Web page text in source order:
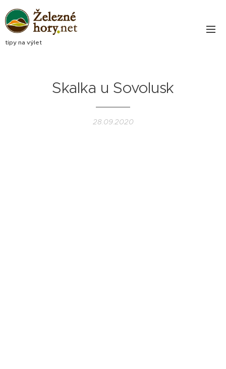
tipy na výlet
Skalka u Sovolusk
28.09.2020